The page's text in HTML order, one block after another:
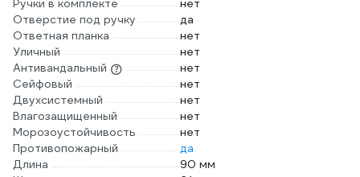
Ручки в комплекте
нет
Отверстие под ручку
да
Ответная планка
нет
Уличный
нет
Антивандальный
нет
Сейфовый
нет
Двухсистемный
нет
Влагозащищенный
нет
Морозоустойчивость
нет
Противопожарный
да
Длина
90 мм